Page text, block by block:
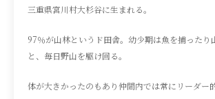
三重県宮川村大杉谷に生まれる。
97％が山林というド田舎。幼少期は魚を捕ったり
と、毎日野山を駆け回る。
体が大きかったのもあり仲間内では常にリーダー